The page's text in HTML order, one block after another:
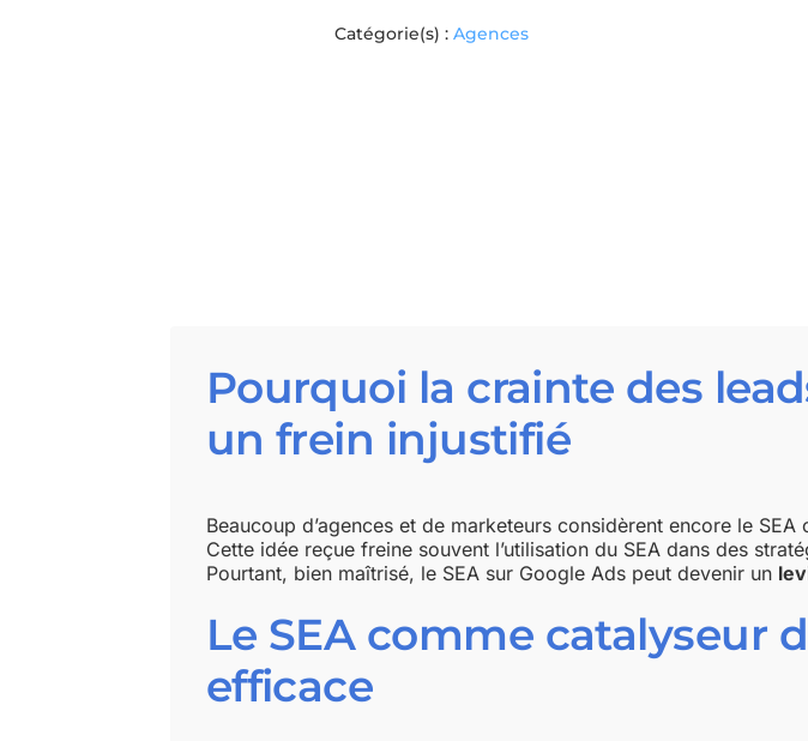
Catégorie(s) : Agences
Pourquoi la crainte des
un frein injustifié
Beaucoup d’agences et de marketeurs considèrent encore le
Cette idée reçue freine souvent l’utilisation du SEA dans des
Pourtant, bien maîtrisé, le SEA sur Google Ads peut devenir un
Le SEA comme catalyseur
efficace